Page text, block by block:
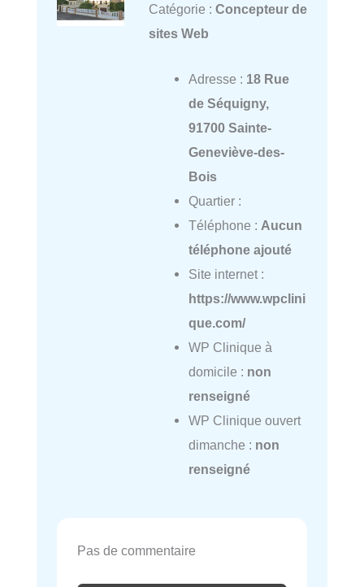
Catégorie : Concepteur de
sites Web
Adresse : 18 Rue
de Séquigny,
91700 Sainte-
Geneviève-des-
Bois
Quartier :
Téléphone : Aucun
téléphone ajouté
Site internet :
https://www.wpclini
que.com/
WP Clinique à
domicile : non
renseigné
WP Clinique ouvert
dimanche : non
renseigné
Pas de commentaire